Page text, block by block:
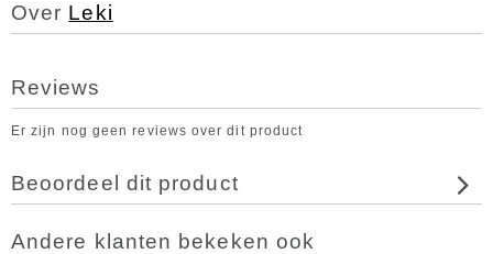
Over Leki
Reviews
Er zijn nog geen reviews over dit product
Beoordeel dit product
Andere klanten bekeken ook